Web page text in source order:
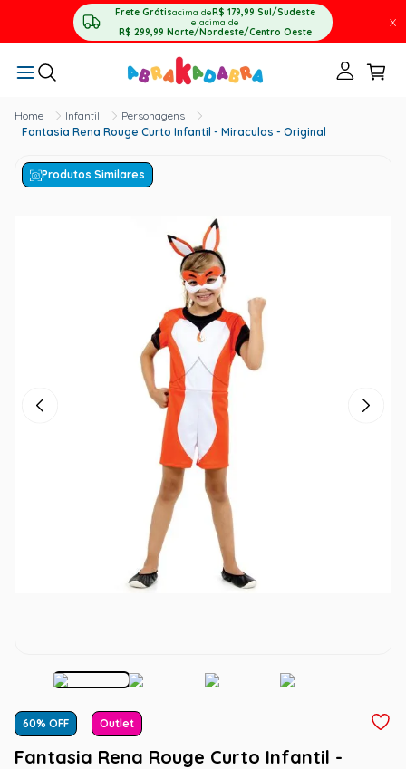
Frete Grátisacima deR$ 179,99 Sul/Sudeste
e acima de
R$ 299,99 Norte/Nordeste/Centro Oeste
X
Infantil
Personagens
Fantasia Rena Rouge Curto Infantil - Miraculos - Original
Produtos Similares
60% OFF Outlet
Fantasia Rena Rouge Curto Infantil -